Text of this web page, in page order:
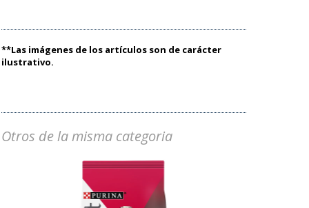
**Las imágenes de los artículos son de carácter
ilustrativo.
Otros de la misma categoria